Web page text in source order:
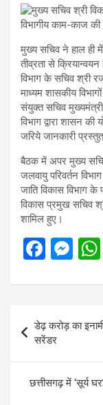
मुख्य सचिव ने हाल ही
तीव्रता से
विभाग के सचिव श्री
माध्यम शासकीय
संयुक्त सचिव
विभाग द्वारा शासन
जरिये जानकारी
बैठक में अपर मुख्य
जलवायु परिवर्तन
जाति विकास विभाग के
विकास प्रमुख सचिव
शामिल हुए।
F
ce
o
o
k
M
se
g
er
Post
navigation
डेढ़ करोड़ का
सरेंडर
छत्तीसगढ़ में ‘सूर्य